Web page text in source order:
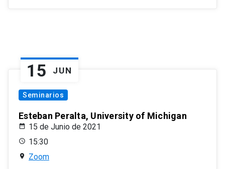
15 JUN
Seminarios
Esteban Peralta, University of Michigan
15 de Junio de 2021
15:30
Zoom